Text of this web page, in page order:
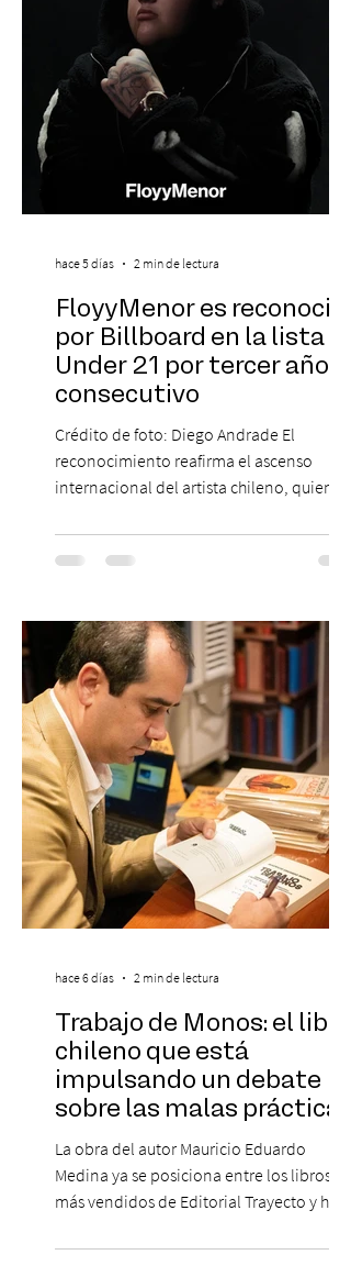
aprendizaje. Según el estudio global EF
FloyyMenor es reconocido
por Billboard en la lista 21
Under 21 por tercer año
consecutivo
Crédito de foto: Diego Andrade El
reconocimiento reafirma el ascenso
internacional del artista chileno, quien
en la escena global. MIAMI, FL (3 de agosto
de 2026) — FloyyMenor ha sido
Under 21 por tercer año consecutivo,
formando parte una vez más de la
selección anual de la publicación que
destaca a los artistas menores de 21 años
más influyentes de la industria musical.
Este reconocimiento reaf
hace 5 días 2 min de lectura
Trabajo de Monos: el libro
chileno que está
impulsando un debate
sobre las malas prácticas
laborales y el futuro del
trabajo
La obra del autor Mauricio Eduardo
Medina ya se posiciona entre los libros
más vendidos de Editorial Trayecto y ha
para mejorar los procesos de selección
hace 6 días 2 min de lectura